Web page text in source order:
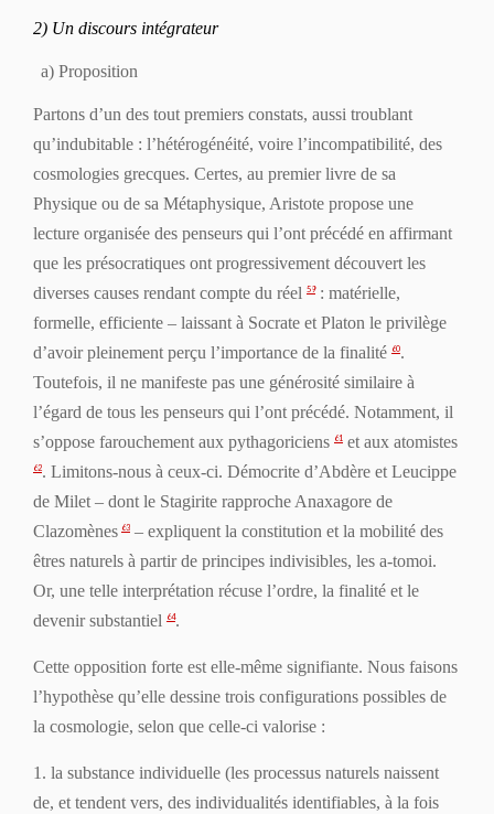
2) Un discours intégrateur
a) Proposition
Partons d’un des tout premiers constats, aussi troublant
qu’indubitable : l’hétérogénéité, voire l’incompatibilité, des
cosmologies grecques. Certes, au premier livre de sa
Physique ou de sa Métaphysique, Aristote propose une
lecture organisée des penseurs qui l’ont précédé en affirmant
que les présocratiques ont progressivement découvert les
diverses causes rendant compte du réel 59: matérielle,
formelle, efficiente – laissant à Socrate et Platon le privilège
d’avoir pleinement perçu l’importance de la finalité 60.
Toutefois, il ne manifeste pas une générosité similaire à
l’égard de tous les penseurs qui l’ont précédé. Notamment, il
s’oppose farouchement aux pythagoriciens 61 et aux atomistes
62. Limitons-nous à ceux-ci. Démocrite d’Abdère et Leucippe
de Milet – dont le Stagirite rapproche Anaxagore de
Clazomènes 63 – expliquent la constitution et la mobilité des
êtres naturels à partir de principes indivisibles, les a-tomoi.
Or, une telle interprétation récuse l’ordre, la finalité et le
devenir substantiel
64.
Cette opposition forte est elle-même signifiante. Nous faisons
l’hypothèse qu’elle dessine trois configurations possibles de
la cosmologie, selon que celle-ci valorise :
1. la substance individuelle (les processus naturels naissent
de, et tendent vers, des individualités identifiables, à la fois